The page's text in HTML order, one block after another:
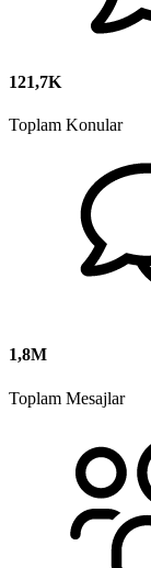
121,7K
Toplam Konular
1,8M
Toplam Mesajlar